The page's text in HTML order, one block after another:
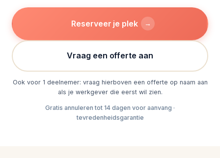
Reserveer je plek →
Vraag een offerte aan
Ook voor 1 deelnemer: vraag hierboven een offerte op naam aan
als je werkgever die eerst wil zien.
Gratis annuleren tot 14 dagen voor aanvang ·
tevredenheidsgarantie